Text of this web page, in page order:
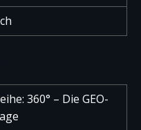
360° – Die GEO-